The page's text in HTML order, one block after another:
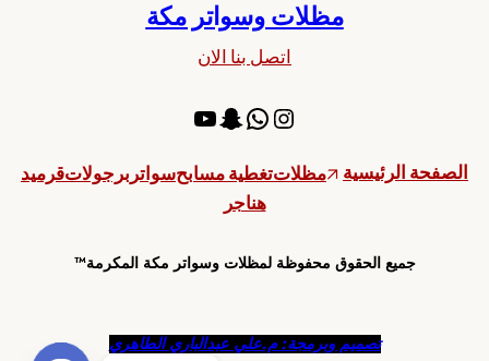
مظلات وسواتر مكة
اتصل بنا الان
إنستجرام
واتساب
سناب شاتيوتيوب
الصفحة الرئيسية مظلاتتغطية مسابحسواتر برجولاتقرميد
هناجر
جميع الحقوق محفوظة لمظلات وسواتر مكة المكرمة™
تصميم وبرمجة: م.علي عبدالباري الطاهري